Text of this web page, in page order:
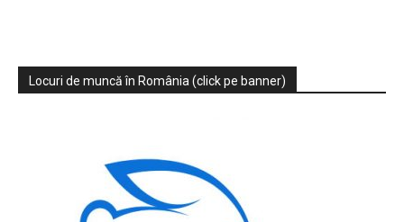
Locuri de muncă în România (click pe banner)